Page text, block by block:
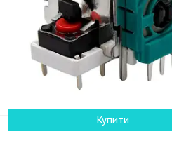
Купити